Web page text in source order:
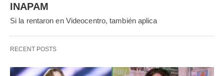
INAPAM
Si la rentaron en Videocentro, también aplica
RECENT POSTS